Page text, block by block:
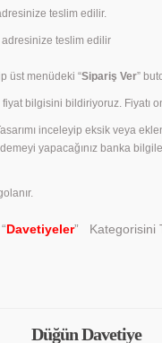
teslim edilir.
teslim edilir
üst menüdeki “Sipariş Ver”
bilgisini bildiriyoruz. Fiyatı
inceleyip eksik veya
yapacağınız banka
Davetiyeler” Kategorisini
Düğün Davetiye